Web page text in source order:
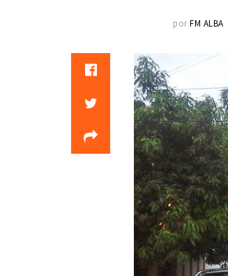
por FM ALBA